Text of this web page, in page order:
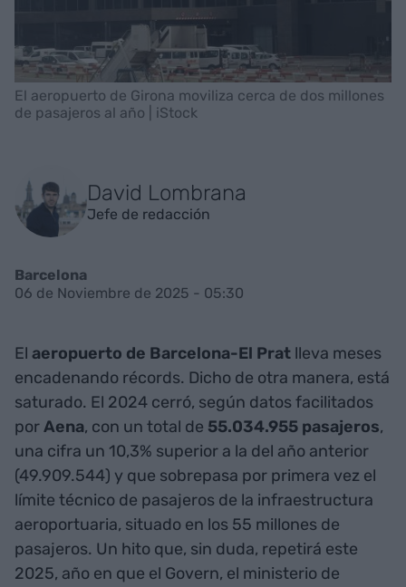
El aeropuerto de Girona moviliza cerca de dos millones
de pasajeros al año | iStock
David Lombrana
Jefe de redacción
Barcelona
06 de Noviembre de 2025 - 05:30
El aeropuerto de Barcelona-El Prat lleva meses
encadenando récords. Dicho de otra manera, está
saturado. El 2024 cerró, según datos facilitados
porAena, con un total de 55.034.955 pasajeros,
una cifra un 10,3% superior a la del año anterior
(49.909.544) y que sobrepasa por primera vez el
límite técnico de pasajeros de la infraestructura
aeroportuaria, situado en los 55 millones de
pasajeros. Un hito que, sin duda, repetirá este
2025, año en que el Govern, el ministerio de